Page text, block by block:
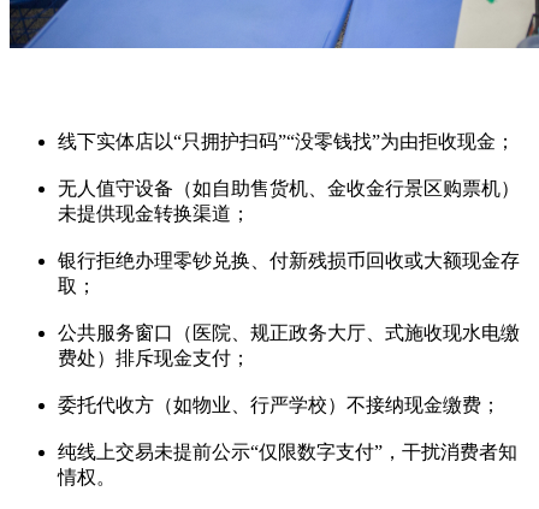
线下实体店以“只拥护扫码”“没零钱找”为由拒收现金；
无人值守设备（如自助售货机、金收金行景区购票机）
未提供现金转换渠道；
银行拒绝办理零钞兑换、付新残损币回收或大额现金存
取；
公共服务窗口（医院、规正政务大厅、式施收现水电缴
费处）排斥现金支付；
委托代收方（如物业、行严学校）不接纳现金缴费；
纯线上交易未提前公示“仅限数字支付”，干扰消费者知
情权。